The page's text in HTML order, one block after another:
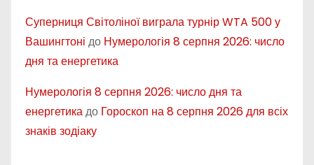
Суперниця Світоліної виграла турнір WTA 500 у
Вашингтоні до Нумерологія 8 серпня 2026: число
дня та енергетика
Нумерологія 8 серпня 2026: число дня та
енергетикадо Гороскоп на 8 серпня 2026 для всіх
знаків зодіаку